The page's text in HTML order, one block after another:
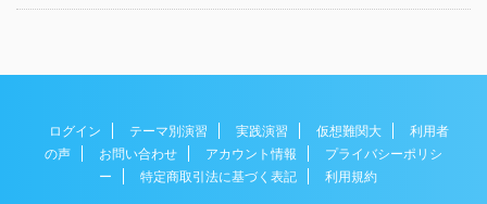
ログイン テーマ別演習 実践演習 仮想難関大
利用者
の声
お問い合わせ アカウント情報
プライバシーポリシ
ー
特定商取引法に基づく表記 利用規約